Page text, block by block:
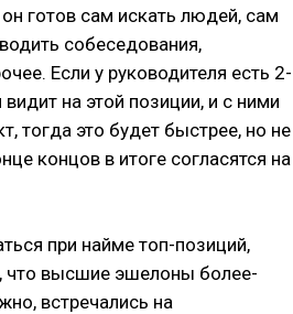
готов сам искать людей, сам
собеседования,
Если у руководителя есть 2-
на этой позиции, и с ними
тогда это будет быстрее, но не
концов в итоге согласятся на
при найме топ-позиций,
что высшие эшелоны более-
встречались на